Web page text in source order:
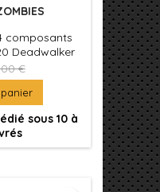
composants
Deadwalker
sont fournies
Citadel de
€
sous 10 à